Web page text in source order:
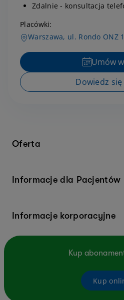
Zdalnie - konsultacja
Placówki:
Warszawa, ul. Rondo ONZ
Umów
Dowiedz się
Oferta
Informacje dla Pacjentów
Informacje korporacyjne
Kup
Kup